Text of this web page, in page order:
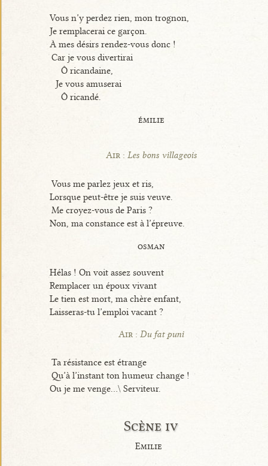
Vous n’y perdez rien, mon trognon,
Je remplacerai ce garçon.
À mes désirs rendez-vous donc !
Car je vous divertirai
Ô ricandaine,
Je vous amuserai
Ô ricandé.
émilie
Air : Les bons villageois
Vous me parlez jeux et ris,
Lorsque peut-être je suis veuve.
Me croyez-vous de Paris ?
Non, ma constance est à l’épreuve.
osman
Hélas ! On voit assez souvent
Remplacer un époux vivant
Le tien est mort, ma chère enfant,
Laisseras-tu l’emploi vacant ?
Air :Du fat puni
Ta résistance est étrange
Qu’à l’instant ton humeur change !
Ou je me venge...\ Serviteur.
Scène iv
Emilie